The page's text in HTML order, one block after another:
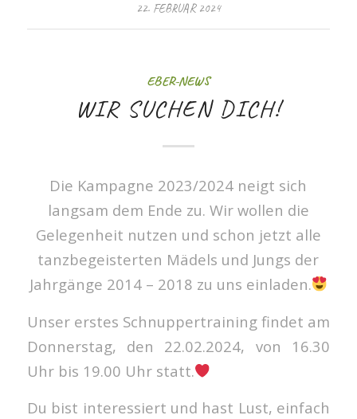
22. FEBRUAR 2024
EBER-NEWS
WIR SUCHEN DICH!
Die Kampagne 2023/2024 neigt sich
langsam dem Ende zu. Wir wollen die
Gelegenheit nutzen und schon jetzt alle
tanzbegeisterten Mädels und Jungs der
Jahrgänge 2014 – 2018 zu uns einladen.
Unser erstes Schnuppertraining findet am
Donnerstag, den 22.02.2024, von 16.30
Uhr bis 19.00 Uhr statt.
Du bist interessiert und hast Lust, einfach